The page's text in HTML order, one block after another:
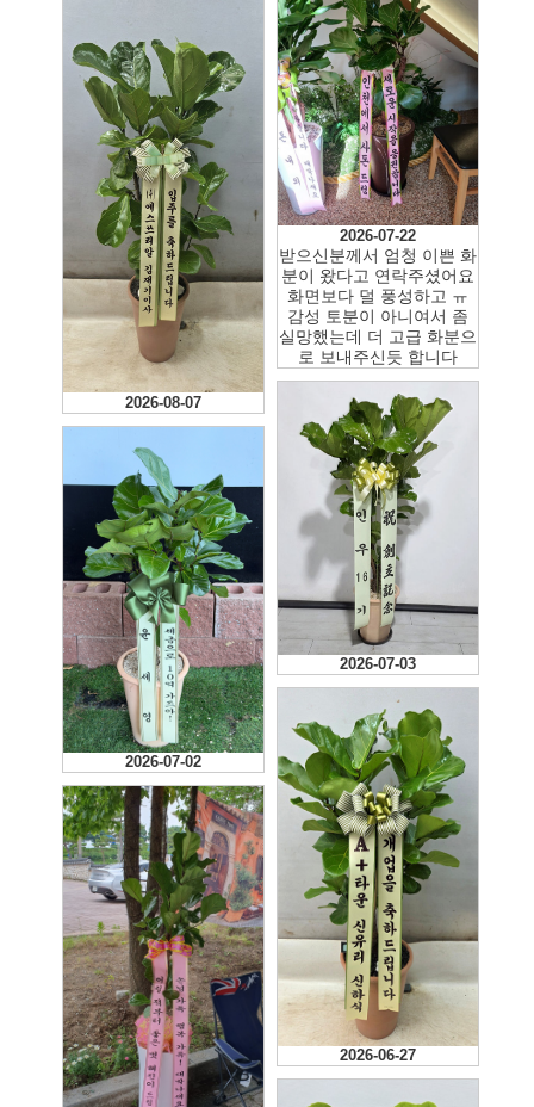
2026-08-07
2026-07-22
받으신분께서 엄청 이쁜 화
분이 왔다고 연락주셨어요
화면보다 덜 풍성하고 ㅠ
감성 토분이 아니여서 좀
실망했는데 더 고급 화분으
로 보내주신듯 합니다
2026-07-03
2026-07-02
2026-06-27